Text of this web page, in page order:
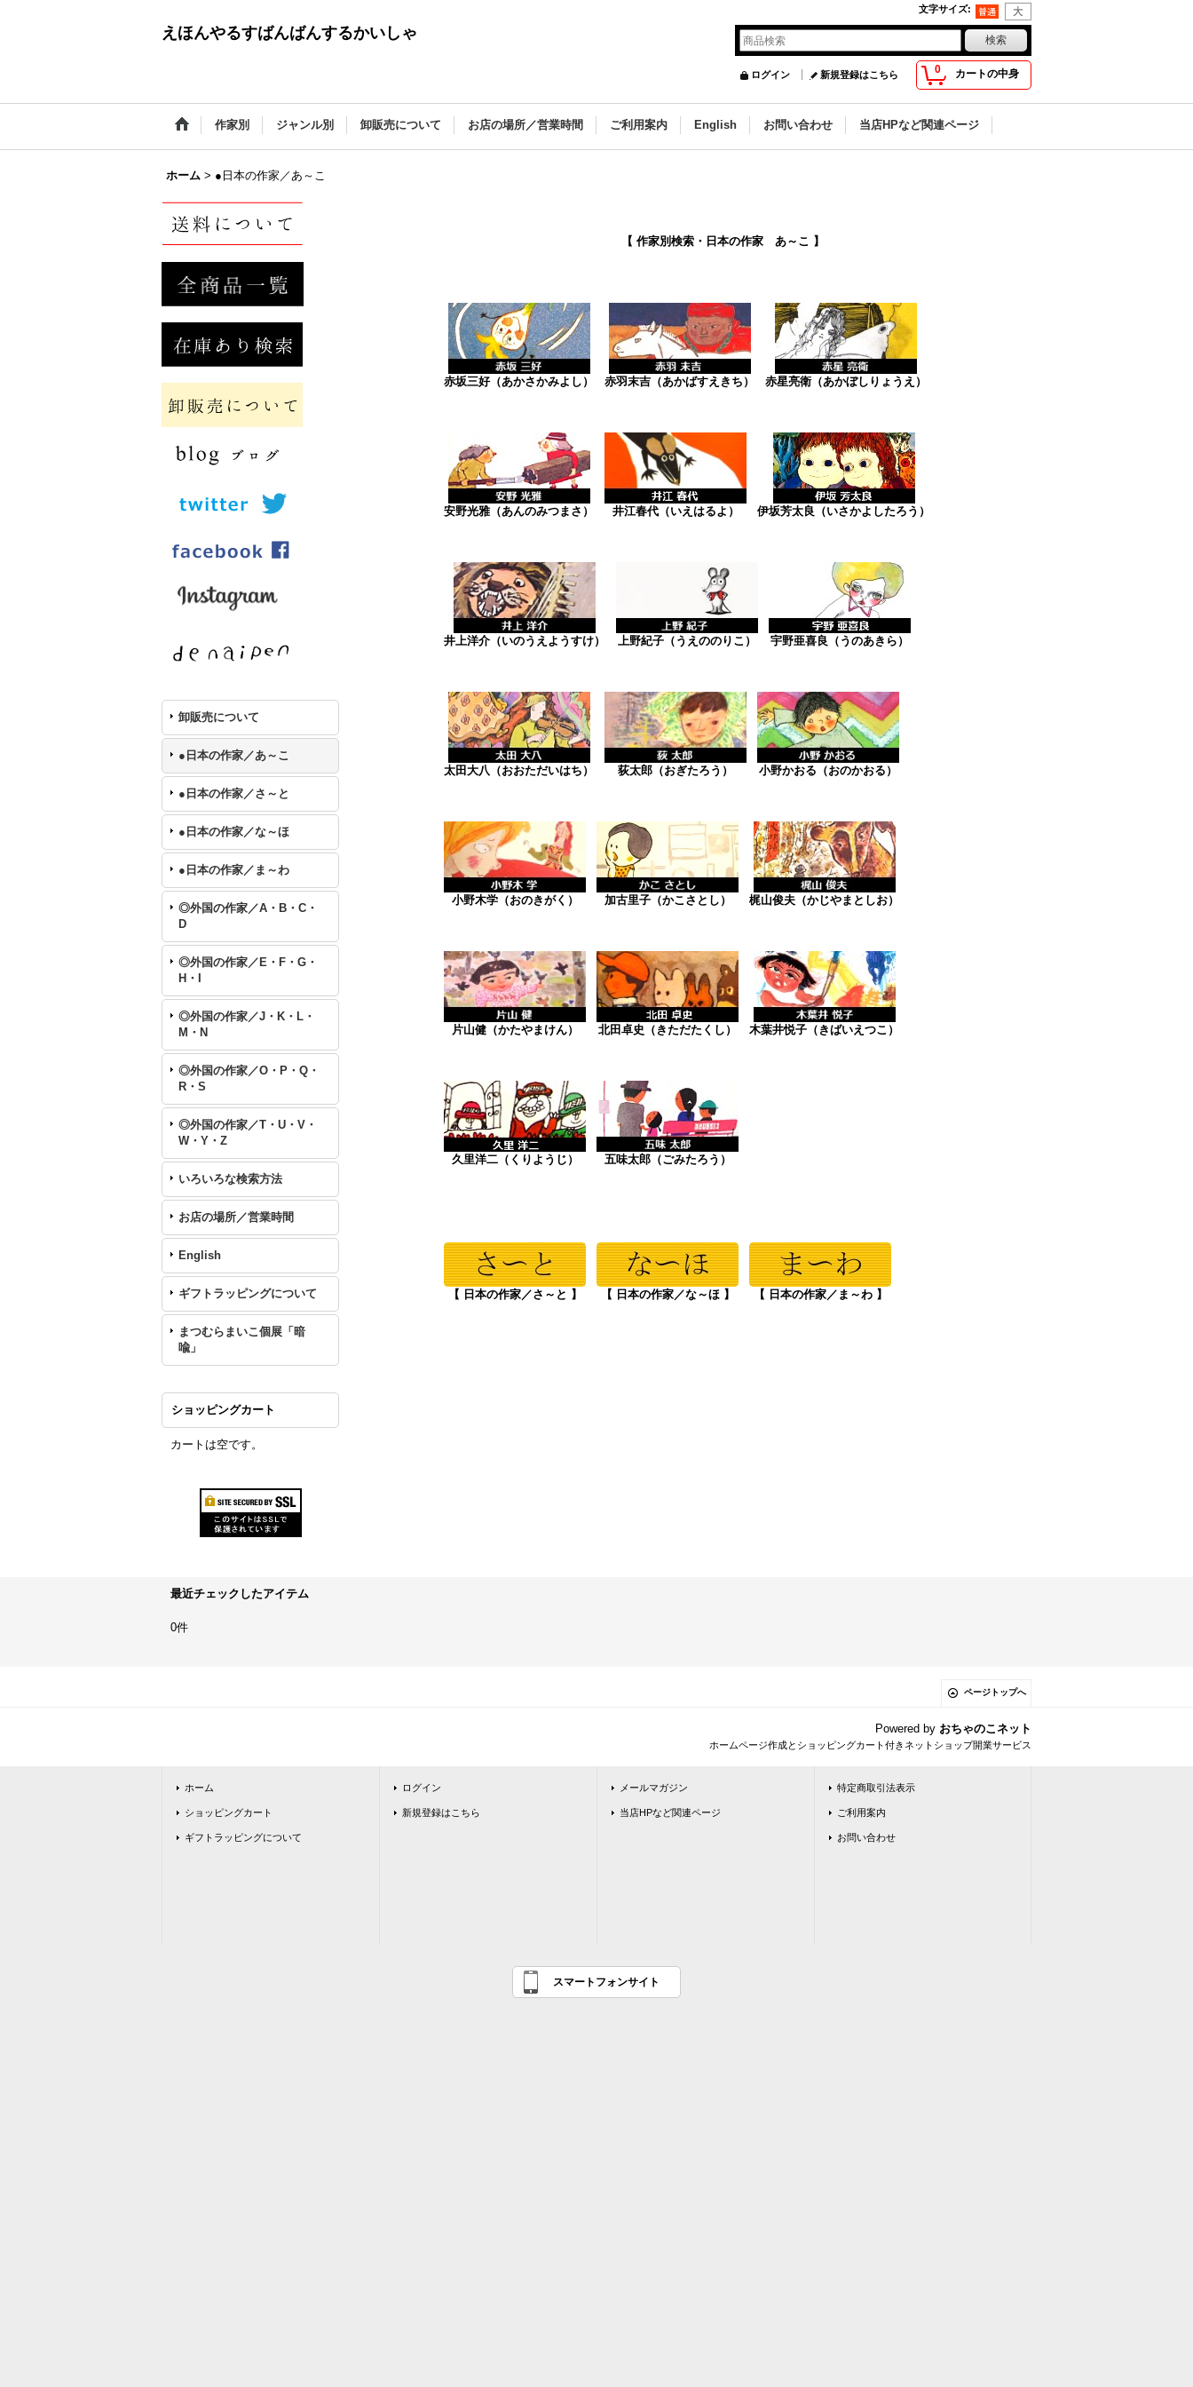
文字サイズ:
えほんやるすばんばんするかいしゃ
0 カートの中身
ログイン 新規登録はこちら
作家別 ジャンル別 卸販売について お店の場所／営業時間 ご利用案内 English お問い合わせ 当店HPなど関連ページ
ホーム > ●日本の作家／あ～こ
卸販売について
●日本の作家／あ～こ
●日本の作家／さ～と
●日本の作家／な～ほ
●日本の作家／ま～わ
◎外国の作家／A・B・C・
D
◎外国の作家／E・F・G・
H・I
◎外国の作家／J・K・L・
M・N
◎外国の作家／O・P・Q・
R・S
◎外国の作家／T・U・V・
W・Y・Z
いろいろな検索方法
お店の場所／営業時間
English
ギフトラッピングについて
まつむらまいこ個展「暗
喩」
ショッピングカート
カートは空です。
【 作家別検索・日本の作家 あ～こ 】
赤坂三好（あかさかみよし） 赤羽末吉（あかばすえきち） 赤星亮衛（あかぼしりょうえ）
安野光雅（あんのみつまさ） 井江春代（いえはるよ） 伊坂芳太良（いさかよしたろう）
井上洋介（いのうえようすけ） 上野紀子（うえののりこ） 宇野亜喜良（うのあきら）
太田大八（おおただいはち） 荻太郎（おぎたろう） 小野かおる（おのかおる）
小野木学（おのきがく） 加古里子（かこさとし） 梶山俊夫（かじやまとしお）
片山健（かたやまけん） 北田卓史（きただたくし） 木葉井悦子（きばいえつこ）
久里洋二（くりようじ） 五味太郎（ごみたろう）
【 日本の作家／さ～と 】 【 日本の作家／な～ほ 】 【 日本の作家／ま～わ 】
最近チェックしたアイテム
0件
ページトップへ
Powered by おちゃのこネット
ホームページ作成とショッピングカート付きネットショップ開業サービス
ホーム
ショッピングカート
ギフトラッピングについて
ログイン
新規登録はこちら
メールマガジン
当店HPなど関連ページ
特定商取引法表示
ご利用案内
お問い合わせ
スマートフォンサイト